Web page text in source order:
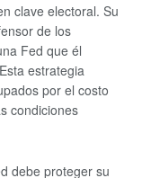
clave electoral. Su
de los
Fed que él
estrategia
por el costo
condiciones
debe proteger su